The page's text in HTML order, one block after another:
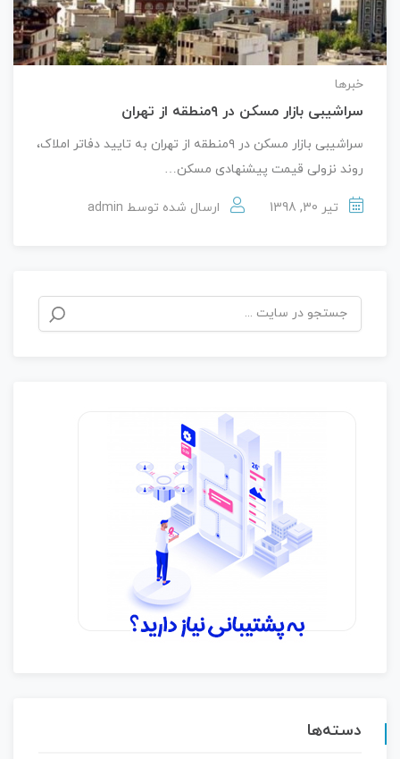
خبرها
سراشیبی بازار مسکن در ۹منطقه از تهران
سراشیبی بازار مسکن در ۹منطقه از تهران به تایید دفاتر املاک،
روند نزولی قیمت پیشنهادی مسکن…
تیر 30, 1398 ارسال شده توسط admin
دسته‌ها